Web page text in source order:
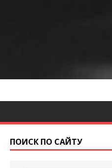
ПОИСК ПО САЙТУ